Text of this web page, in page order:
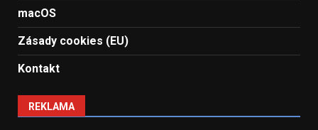
macOS
Zásady cookies (EU)
Kontakt
REKLAMA